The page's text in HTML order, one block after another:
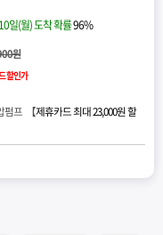
일(월) 도착 확률96%
원
할인가
펌프 【제휴카드 최대 23,000원 할